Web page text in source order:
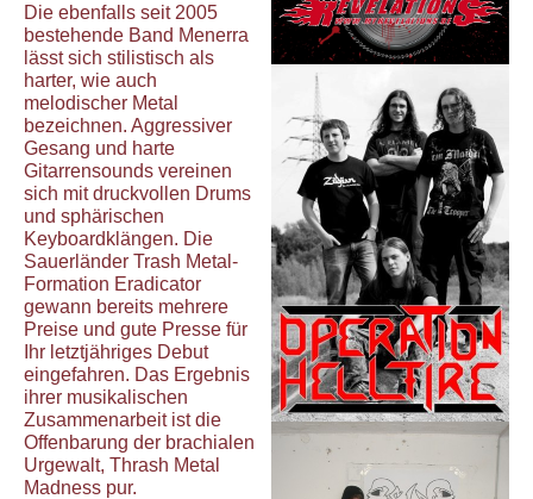
Die ebenfalls seit 2005
bestehende Band Menerra
lässt sich stilistisch als
harter, wie auch
melodischer Metal
bezeichnen. Aggressiver
Gesang und harte
Gitarrensounds vereinen
sich mit druckvollen Drums
und sphärischen
Keyboardklängen. Die
Sauerländer Trash Metal-
Formation Eradicator
gewann bereits mehrere
Preise und gute Presse für
Ihr letztjähriges Debut
eingefahren. Das Ergebnis
ihrer musikalischen
Zusammenarbeit ist die
Offenbarung der brachialen
Urgewalt, Thrash Metal
Madness pur.